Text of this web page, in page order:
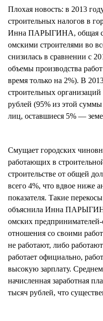
Плохая новость: в 2013
строительных налогов в
Инна ПАРЫГИНА, общая
омскими строителями во
снизилась в сравнении с
объемы производства
время только на 2%). В
строительных
рублей (95% из этой
лиц, оставшиеся 5% —
Смущает городских
работающих в
строительстве от общей
всего 4%, что вдвое ниже
показателя. Такие
объяснила Инна
омских
отношения со своими
не работают, либо
работает официально,
высокую зарплату.
начисленная заработная
тысяч рублей, что